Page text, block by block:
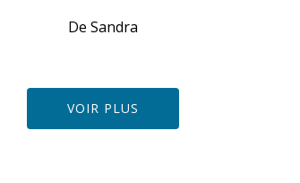
De Sandra
VOIR PLUS